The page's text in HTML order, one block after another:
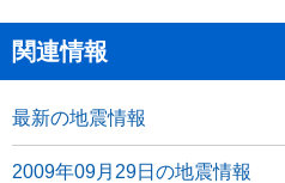
関連情報
最新の地震情報
2009年09月29日の地震情報